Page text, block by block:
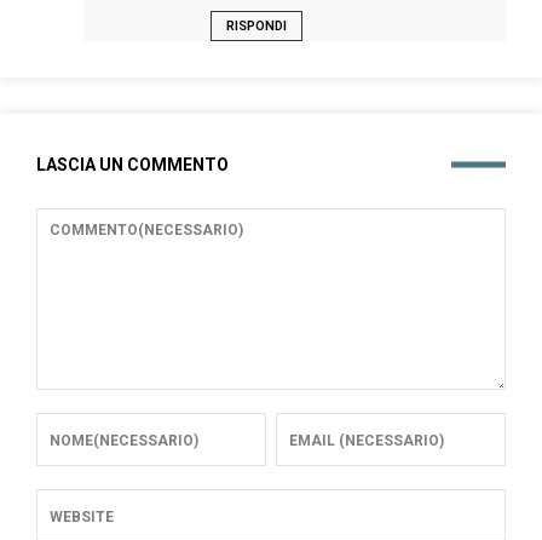
RISPONDI
LASCIA UN COMMENTO